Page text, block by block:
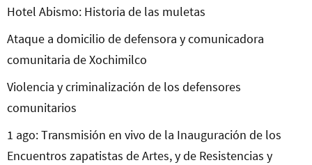
Hotel Abismo: Historia de las muletas
Ataque a domicilio de defensora y comunicadora
comunitaria de Xochimilco
Violencia y criminalización de los defensores
comunitarios
1 ago: Transmisión en vivo de la Inauguración de los
Encuentros zapatistas de Artes, y de Resistencias y